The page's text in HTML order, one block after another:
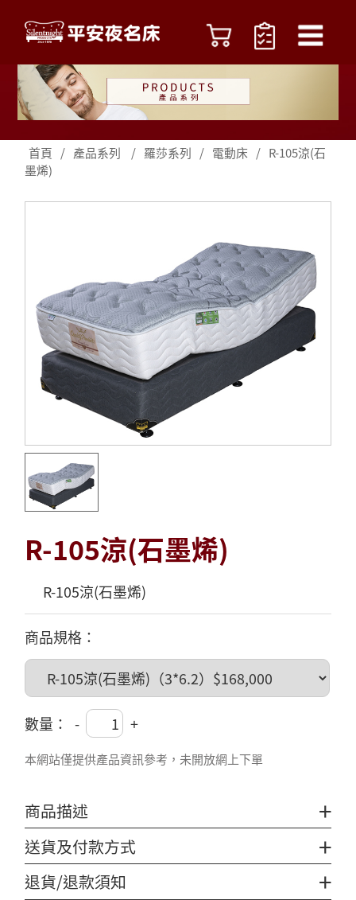
首頁 / 產品系列 / 羅莎系列 / 電動床 / R-105涼(石
墨烯)
R-105涼(石墨烯)
R-105涼(石墨烯)
商品規格：
數量： - +
本網站僅提供產品資訊參考，未開放網上下單
商品描述 +
送貨及付款方式 +
退貨/退款須知 +